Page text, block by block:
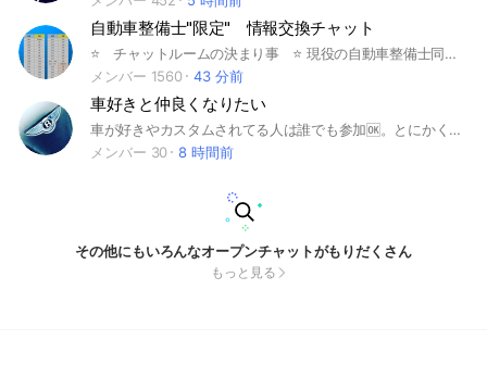
自動車整備士"限定" 情報交換チャット
⭐️ チャットルームの決まり事 ⭐️ 現役の自動車整備士同士で整備や故障修理の相談が目的です DIY目的で自動車整備士へ質問したい方（現役の整備士では無い方）のご質問は禁止です 整備士を志す学生さんからの進路の質問は専用のルームを用意してあるのでそちらでどうぞ （自分の車を整備したい等の質問は禁止） ⭐️ 質問内容によってそれぞれ相談ルームがあります ⭐️ メインのチャットルームにて自動車整備、故障についての相談ができますが、工具について、診断機について等、専門分野毎に別の相談ルームを用意しています ご質問内容によっては別ルームにてご相談をお願いする事になります 右上の「三」をタップし、トークルーム一覧から別ルームへご入室下さい ⭐️ 質問の仕方 ⭐️ ・車種(必要ならグレード) ・初度登録 ・型式 ・エンジン型式 ・総走行距離 ・症状 ・どこまで診てあるか （故障コードや測定数値等） 以上のような基本情報を添付して頂くと回答を頂きやすいです 故障探求にあたり役に立ちそうな情報はなるべく記載して下さい 初めて質問される場合は過去の質問のやりとりを遡って読んで頂き、聞き方や文面の参考にして下さい 回答をもらったらお例の返信を忘れずに 回答をもとに整備した結果の報告もお願いします ↑ これはこのチャットに参加されてる皆さまがすごく楽しみにされてる部分です ⭐️ 投稿マナー ⭐️ 投稿文はできる限りまとめて1投稿にすること （一文ずつ複数投稿すると通知が増えて迷惑です） 車両データは車検証をそのまま撮影して投稿せず必要な情報のみを文字にして投稿するとこ （万が一の個人情報漏れを防ぐため） 車両の写真を投稿する場合は特にナンバーが写り込まないように気をつけること 質問への返信はなるべくリプライ機能を使用すること （質問者さんに回答が届かない事があるので） 愚痴、批判の言い合いや長々とした整備に関連しない会話の禁止（参加されてる他者さんが読んでも楽しめない益の無い会話） 個人同士、知り合いとの直接的な整備にあまり関連しない長々とした会話の禁止（オフ会チャットルームを除く） 音声付きスタンプ禁止 威圧的なタメ口禁止 口論に発展した場合は強制退会して頂く場合があります 他のオープンチャット、外部のサイトへの勧誘、誘導行為はご遠慮ください
メンバー 1560
43 分前
車好きと仲良くなりたい
車が好きやカスタムされてる人は誰でも参加🆗。とにかく車が好きな人が集まるグループ😃 #車 #車好き #試乗会 #カスタム #BMW #レクサス #ポルシェ #ベンツ #車好きとつながりたい #友達募集 #車仲間 #ドライブ
メンバー 30
8 時間前
その他にもいろんなオープンチャットがもりだくさん
もっと見る